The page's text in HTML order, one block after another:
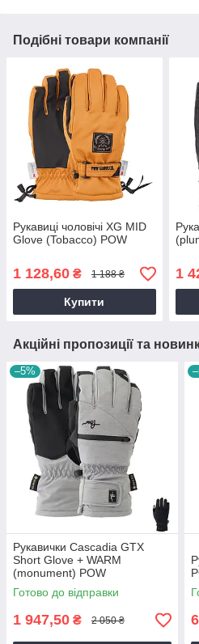
Подібні товари компанії
Рукавиці чоловічі XG MID
Glove (Tobacco) POW
1 128,60 ₴ 1 188 ₴
Купити
1
Акційні пропозиції та
–5%
Рукавички Cascadia GTX
Short Glove + WARM
(monument) POW
Готово до відправки
1 947,50 ₴ 2 050 ₴